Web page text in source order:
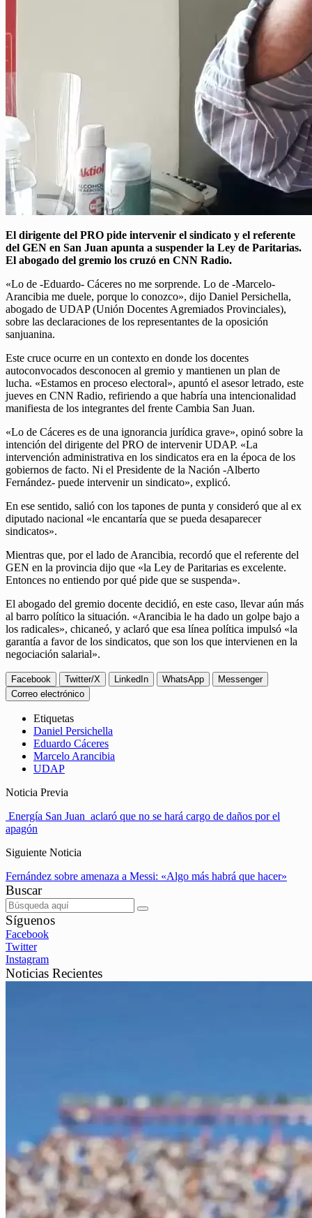
El dirigente del PRO pide intervenir el sindicato y el referente
del GEN en San Juan apunta a suspender la Ley de Paritarias.
El abogado del gremio los cruzó en CNN Radio.
«Lo de -Eduardo- Cáceres no me sorprende. Lo de -Marcelo-
Arancibia me duele, porque lo conozco», dijo Daniel Persichella,
abogado de UDAP (Unión Docentes Agremiados Provinciales),
sobre las declaraciones de los representantes de la oposición
sanjuanina.
Este cruce ocurre en un contexto en donde los docentes
autoconvocados desconocen al gremio y mantienen un plan de
lucha. «Estamos en proceso electoral», apuntó el asesor letrado, este
jueves en CNN Radio, refiriendo a que habría una intencionalidad
manifiesta de los integrantes del frente Cambia San Juan.
«Lo de Cáceres es de una ignorancia jurídica grave», opinó sobre la
intención del dirigente del PRO de intervenir UDAP. «La
intervención administrativa en los sindicatos era en la época de los
gobiernos de facto. Ni el Presidente de la Nación -Alberto
Fernández- puede intervenir un sindicato», explicó.
En ese sentido, salió con los tapones de punta y consideró que al ex
diputado nacional «le encantaría que se pueda desaparecer
sindicatos».
Mientras que, por el lado de Arancibia, recordó que el referente del
GEN en la provincia dijo que «la Ley de Paritarias es excelente.
Entonces no entiendo por qué pide que se suspenda».
El abogado del gremio docente decidió, en este caso, llevar aún más
al barro político la situación. «Arancibia le ha dado un golpe bajo a
los radicales», chicaneó, y aclaró que esa línea política impulsó «la
garantía a favor de los sindicatos, que son los que intervienen en la
negociación salarial».
Facebook Twitter/X LinkedIn WhatsApp
Messenger
Correo electrónico
Etiquetas
Daniel Persichella
Eduardo Cáceres
Marcelo Arancibia
UDAP
Noticia Previa
Energía San Juan aclaró que no se hará cargo de daños por el
apagón
Siguiente Noticia
Fernández sobre amenaza a Messi: «Algo más habrá que hacer»
Buscar
Síguenos
Facebook
Twitter
Instagram
Noticias Recientes